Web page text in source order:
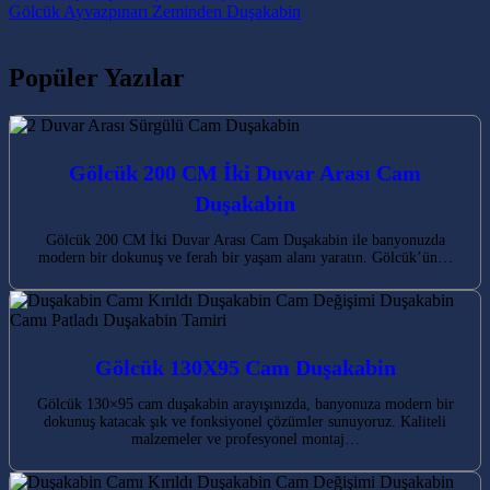
Gölcük Ayvazpınarı Zeminden Duşakabin
Popüler Yazılar
Gölcük 200 CM İki Duvar Arası Cam
Duşakabin
Gölcük 200 CM İki Duvar Arası Cam Duşakabin ile banyonuzda
modern bir dokunuş ve ferah bir yaşam alanı yaratın. Gölcük’ün…
Gölcük 130X95 Cam Duşakabin
Gölcük 130×95 cam duşakabin arayışınızda, banyonuza modern bir
dokunuş katacak şık ve fonksiyonel çözümler sunuyoruz. Kaliteli
malzemeler ve profesyonel montaj…